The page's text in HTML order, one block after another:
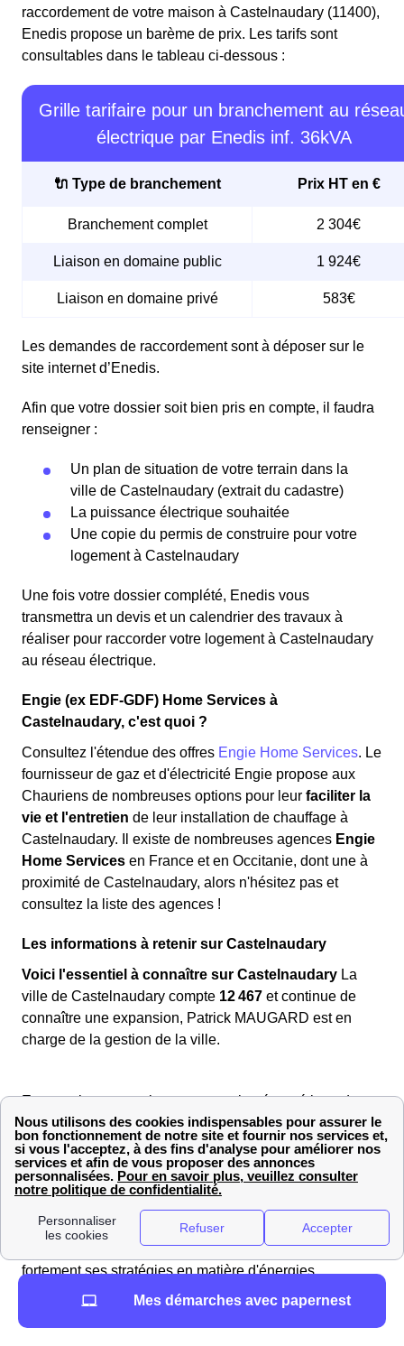
raccordement de votre maison à Castelnaudary (11400),
Enedis propose un barème de prix. Les tarifs sont
consultables dans le tableau ci-dessous :
Grille tarifaire pour un branchement au
électrique par Enedis inf. 36kVA
🔌 Type de branchement Prix HT en €
Branchement complet 2 304€
Liaison en domaine public 1 924€
Liaison en domaine privé 583€
Les demandes de raccordement sont à déposer sur le
site internet d’Enedis.
Afin que votre dossier soit bien pris en compte, il faudra
renseigner :
Un plan de situation de votre terrain dans la
ville de Castelnaudary (extrait du cadastre)
La puissance électrique souhaitée
Une copie du permis de construire pour votre
logement à Castelnaudary
Une fois votre dossier complété, Enedis vous
transmettra un devis et un calendrier des travaux à
réaliser pour raccorder votre logement à Castelnaudary
au réseau électrique.
Engie (ex EDF-GDF) Home Services à
Castelnaudary, c'est quoi ?
Consultez l'étendue des offres Engie Home Services. Le
fournisseur de gaz et d'électricité Engie propose aux
Chauriens de nombreuses options pour leur faciliter la
vie et l'entretien de leur installation de chauffage à
Castelnaudary. Il existe de nombreuses agences Engie
Home Services en France et en Occitanie, dont une à
proximité de Castelnaudary, alors n'hésitez pas et
consultez la liste des agences !
Les informations à retenir sur Castelnaudary
Voici l'essentiel à connaître sur Castelnaudary La
ville de Castelnaudary compte 12 467 et continue de
connaître une expansion, Patrick MAUGARD est en
charge de la gestion de la ville.
En ce qui concerne la consommation énergétique de
Castelnaudary, celle-ci indique une consommation
moyenne de gaz de0et une consommation moyenne
d'électricité de695.
Castelnaudary bénéficie de2205 heures par an
heures d'ensoleillement annuelles, ce qui affecte
fortement ses stratégies en matière d'énergies
renouvelables et de durabilité.
Mes démarches avec papernest